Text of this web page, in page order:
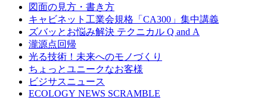
図面の見方・書き方
キャビネット工業会規格「CA300」集中講義
ズバッとお悩み解決 テクニカル Q and A
瀧源点回帰
光る技術！未来へのモノづくり
ちょっとユニークなお客様
ビジサスニュース
ECOLOGY NEWS SCRAMBLE